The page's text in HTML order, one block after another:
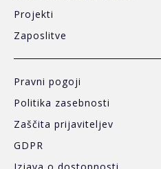
Projekti
Zaposlitve
Pravni pogoji
Politika zasebnosti
Zaščita prijaviteljev
GDPR
Izjava o dostopnosti